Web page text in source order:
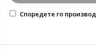
Споредете го